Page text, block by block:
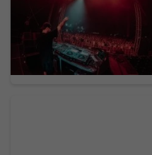
Ušetri na Lovestream
festivale: Naši čitatelia
majú až 30 % zľavu na
všetky lístky